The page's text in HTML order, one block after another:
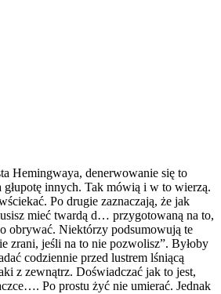
Hemingwaya, denerwowanie się to
głupotę innych. Tak mówią i w to wierzą.
Po drugie zaznaczają, że jak
mieć twardą d… przygotowaną na to,
obrywać. Niektórzy podsumowują te
zrani, jeśli na to nie pozwolisz”. Byłoby
codziennie przed lustrem lśniącą
z zewnątrz. Doświadczać jak to jest,
Po prostu żyć nie umierać. Jednak